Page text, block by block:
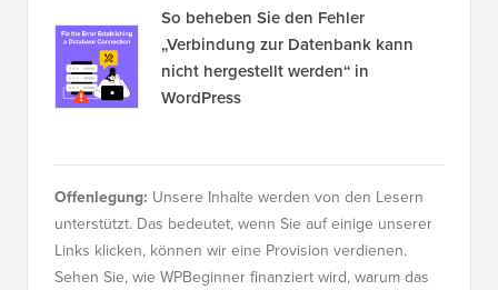
So beheben Sie den Fehler
„Verbindung zur Datenbank kann
nicht hergestellt werden“ in
WordPress
Offenlegung: Unsere Inhalte werden von den Lesern
unterstützt. Das bedeutet, wenn Sie auf einige unserer
Links klicken, können wir eine Provision verdienen.
Sehen Sie, wie WPBeginner finanziert wird, warum das